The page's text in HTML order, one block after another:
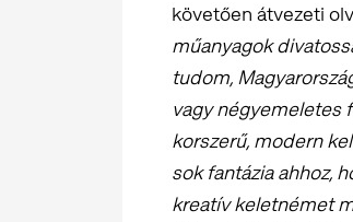
követően átvezeti
műanyagok
tudom,
vagy négyemeletes
korszerű, modern
sok fantázia ahhoz,
kreatív keletnémet